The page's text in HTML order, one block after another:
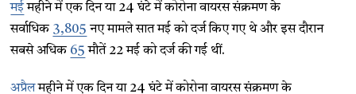
मईमहीने में एक दिन या 24 घंटे में कोरोना वायरस संक्रमण के
सर्वाधिक 3,805 नए मामले सात मई को दर्ज किए गए थे और इस दौरान
सबसे अधिक 65 मौतें 22 मई को दर्ज की गई थीं.
अप्रैलमहीने में एक दिन या 24 घंटे में कोरोना वायरस संक्रमण के